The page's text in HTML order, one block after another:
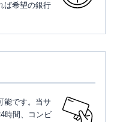
ば希望の銀行
能です。当サ
時間、コンビ